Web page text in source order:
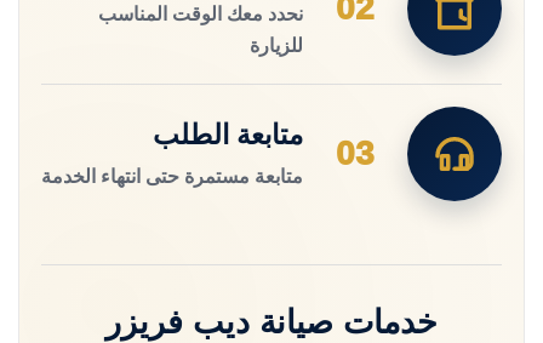
نحدد معك الوقت المناسب
للزيارة
03
متابعة الطلب
متابعة مستمرة حتى انتهاء الخدمة
خدمات صيانة ديب فريزر